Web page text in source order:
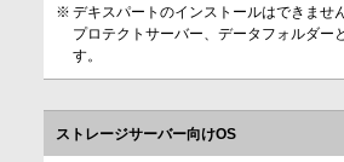
デキスパートのインストールはできません
プロテクトサーバー、データフォルダー
す。
ストレージサーバー向けOS